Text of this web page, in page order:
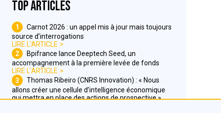
Top articles
1
Carnot 2026 : un appel mis à jour mais toujours
source d’interrogations
LIRE L'ARTICLE
2
Bpifrance lance Deeptech Seed, un
accompagnement à la première levée de fonds
LIRE L'ARTICLE
3
Thomas Ribeiro (CNRS Innovation) : « Nous
allons créer une cellule d’intelligence économique
qui mettra en place des actions de prospective »